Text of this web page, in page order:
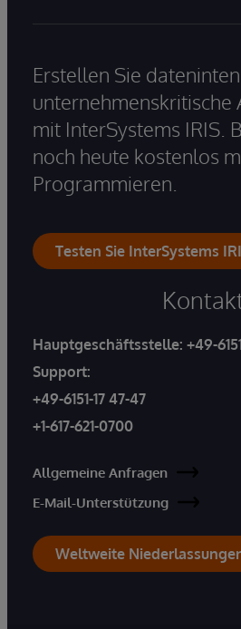
Erstellen Sie
unternehmenskritische
mit InterSystems IRIS.
noch heute kostenlos
Programmieren.
Testen Sie InterSystems
Hauptgeschäftsstelle: +49-
Support:
+49-6151-17 47-47
+1-617-621-0700
Allgemeine Anfragen
E-Mail-Unterstützung
Weltweite